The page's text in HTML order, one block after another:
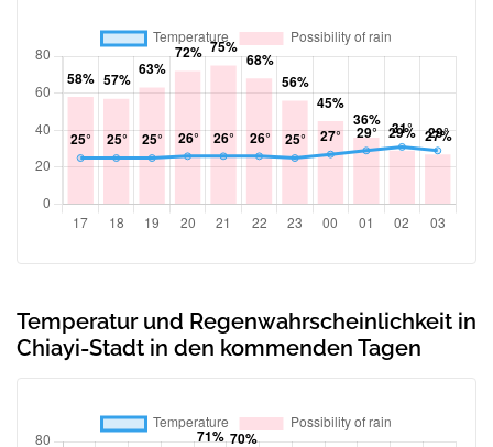
Temperatur und Regenwahrscheinlichkeit in
Chiayi-Stadt in den kommenden Tagen